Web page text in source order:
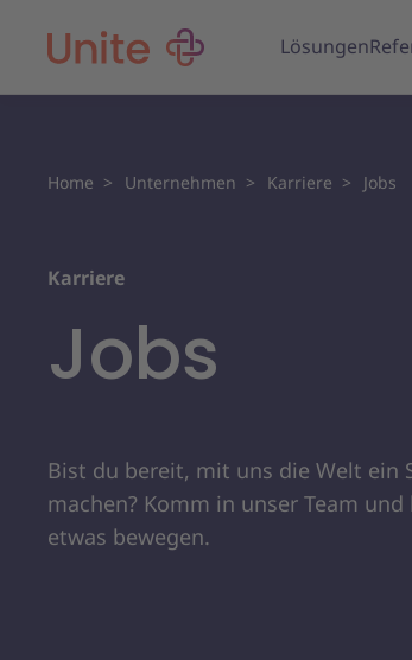
Lösungen
Home Unternehmen Karriere Jobs
Karriere
Jobs
Bist du bereit, mit uns die Welt ein
machen? Komm in unser Team
etwas bewegen.